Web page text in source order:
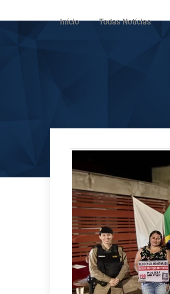
Início Todas Notícias